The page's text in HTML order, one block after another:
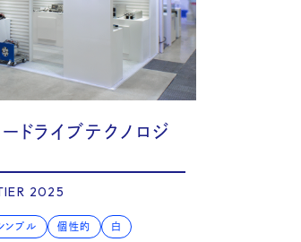
ドライブテクノロジ
2025
ンプル 個性的 白